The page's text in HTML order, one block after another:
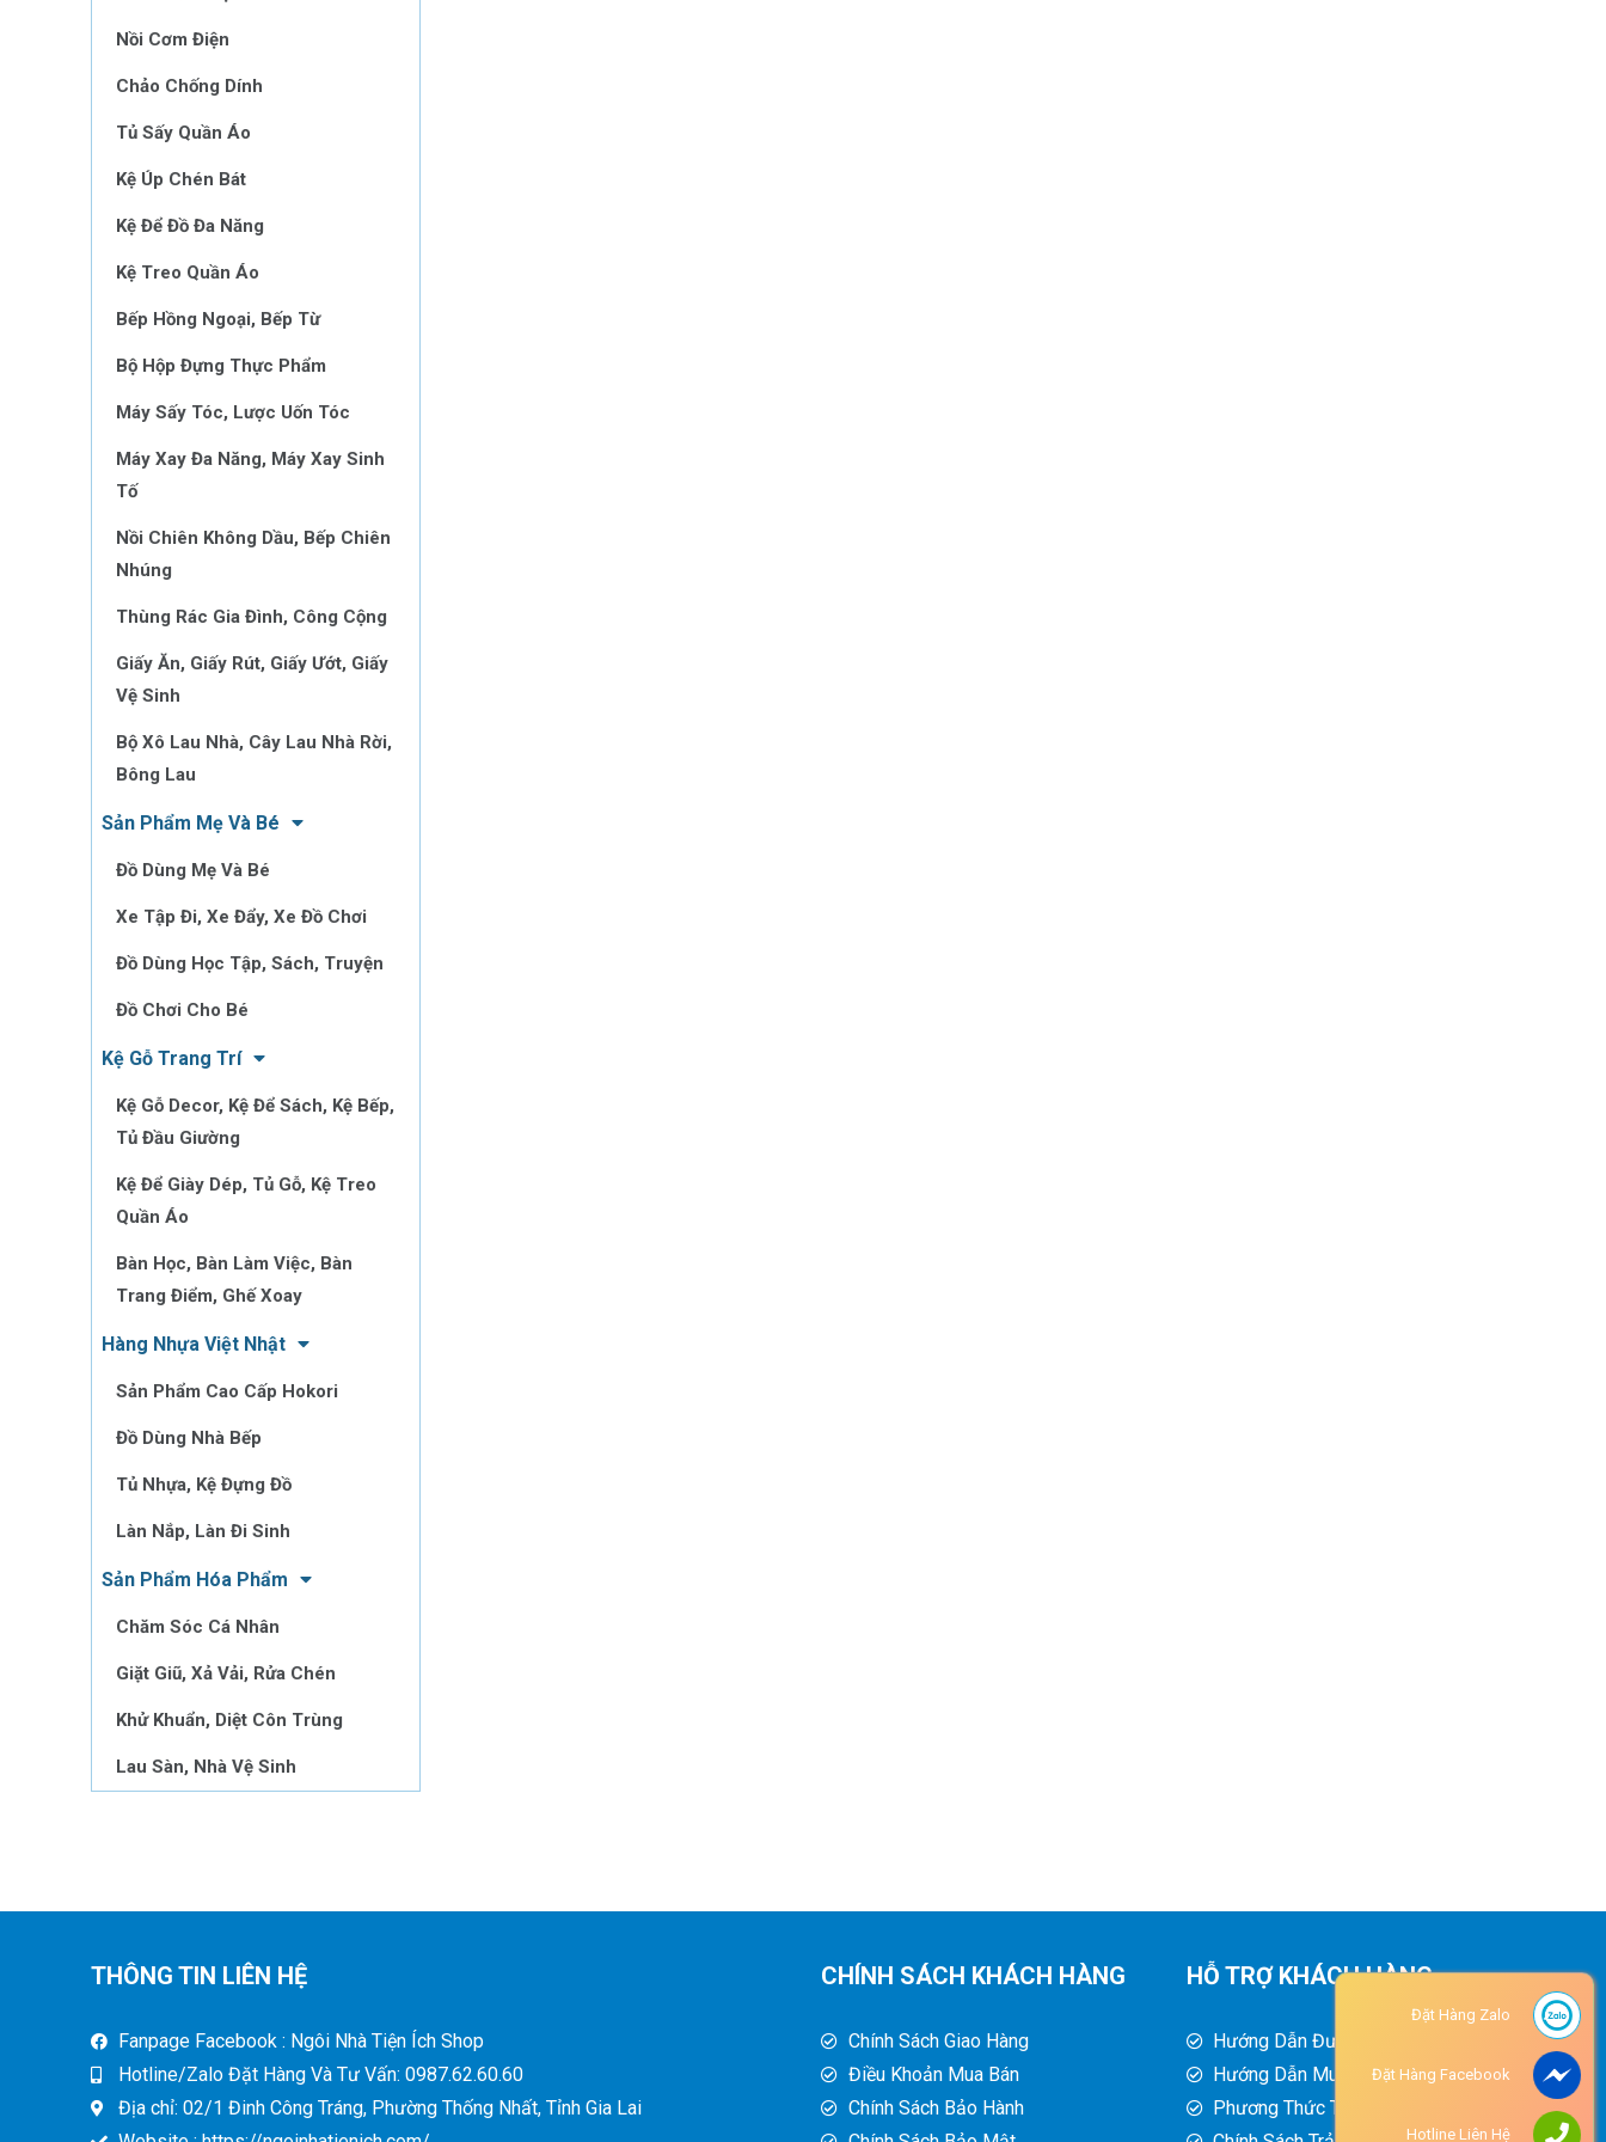
Nồi Cơm Điện
Chảo Chống Dính
Tủ Sấy Quần Áo
Kệ Úp Chén Bát
Kệ Để Đồ Đa Năng
Kệ Treo Quần Áo
Bếp Hồng Ngoại, Bếp Từ
Bộ Hộp Đựng Thực Phẩm
Máy Sấy Tóc, Lược Uốn Tóc
Máy Xay Đa Năng, Máy Xay Sinh
Tố
Nồi Chiên Không Dầu, Bếp Chiên
Nhúng
Thùng Rác Gia Đình, Công Cộng
Giấy Ăn, Giấy Rút, Giấy Ướt, Giấy
Vệ Sinh
Bộ Xô Lau Nhà, Cây Lau Nhà Rời,
Bông Lau
Sản Phẩm Mẹ Và Bé
Đồ Dùng Mẹ Và Bé
Xe Tập Đi, Xe Đẩy, Xe Đồ Chơi
Đồ Dùng Học Tập, Sách, Truyện
Đồ Chơi Cho Bé
Kệ Gỗ Trang Trí
Kệ Gỗ Decor, Kệ Để Sách, Kệ Bếp,
Tủ Đầu Giường
Kệ Để Giày Dép, Tủ Gỗ, Kệ Treo
Quần Áo
Bàn Học, Bàn Làm Việc, Bàn
Trang Điểm, Ghế Xoay
Hàng Nhựa Việt Nhật
Sản Phẩm Cao Cấp Hokori
Đồ Dùng Nhà Bếp
Tủ Nhựa, Kệ Đựng Đồ
Làn Nắp, Làn Đi Sinh
Sản Phẩm Hóa Phẩm
Chăm Sóc Cá Nhân
Giặt Giũ, Xả Vải, Rửa Chén
Khử Khuẩn, Diệt Côn Trùng
Lau Sàn, Nhà Vệ Sinh
THÔNG TIN LIÊN HỆ
Fanpage Facebook : Ngôi Nhà Tiện Ích Shop
Hotline/Zalo Đặt Hàng Và Tư Vấn: 0987.62.60.60
Địa chỉ: 02/1 Đinh Công Tráng, Phường Thống Nhất, Tỉnh Gia Lai
CHÍNH SÁCH KHÁCH HÀNG
Chính Sách Giao Hàng
Điều Khoản Mua Bán
Chính Sách Bảo Hành
HỖ TRỢ KHÁCH HÀNG
Hướng Dẫn Đường Đi
Hướng Dẫn Mua Hàng
Phương Thức Thanh Toán
Đặt Hàng Zalo
Đặt Hàng Facebook
Hotline Liên Hệ